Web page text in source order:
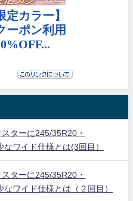
ターに245/35R20・
ワイド仕様とは(3回目）
ターに245/35R20・
ワイド仕様とは（２回目）